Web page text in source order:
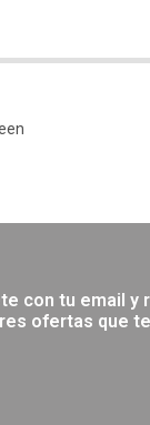
con tu email y
ofertas que